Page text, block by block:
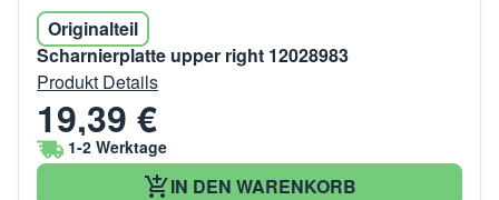
Originalteil
Scharnierplatte upper right 12028983
Produkt Details
19,39 €
1-2 Werktage
IN DEN WARENKORB